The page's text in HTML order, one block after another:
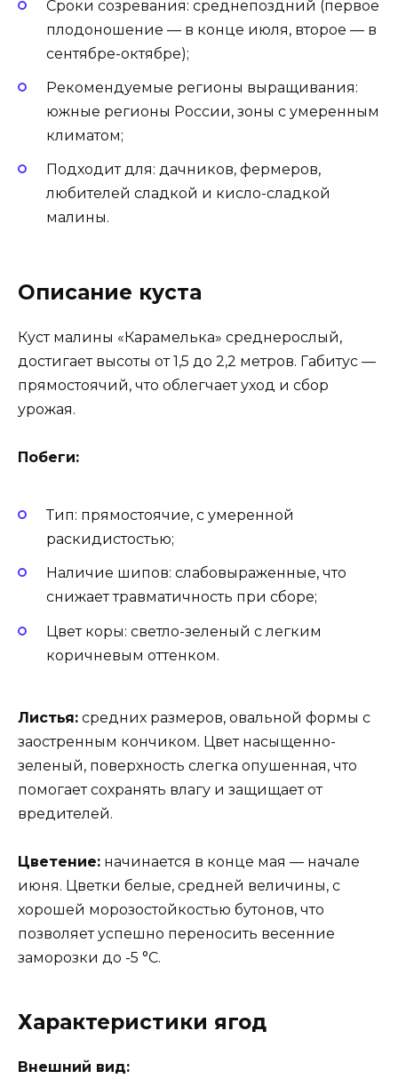
Сроки созревания: среднепоздний (первое
плодоношение — в конце июля, второе — в
сентябре-октябре);
Рекомендуемые регионы выращивания:
южные регионы России, зоны с умеренным
климатом;
Подходит для: дачников, фермеров,
любителей сладкой и кисло-сладкой
малины.
Описание куста
Куст малины «Карамелька» среднерослый,
достигает высоты от 1,5 до 2,2 метров. Габитус —
прямостоячий, что облегчает уход и сбор
урожая.
Побеги:
Тип: прямостоячие, с умеренной
раскидистостью;
Наличие шипов: слабовыраженные, что
снижает травматичность при сборе;
Цвет коры: светло-зеленый с легким
коричневым оттенком.
Листья: средних размеров, овальной формы с
заостренным кончиком. Цвет насыщенно-
зеленый, поверхность слегка опушенная, что
помогает сохранять влагу и защищает от
вредителей.
Цветение: начинается в конце мая — начале
июня. Цветки белые, средней величины, с
хорошей морозостойкостью бутонов, что
позволяет успешно переносить весенние
заморозки до -5 °C.
Характеристики ягод
Внешний вид: